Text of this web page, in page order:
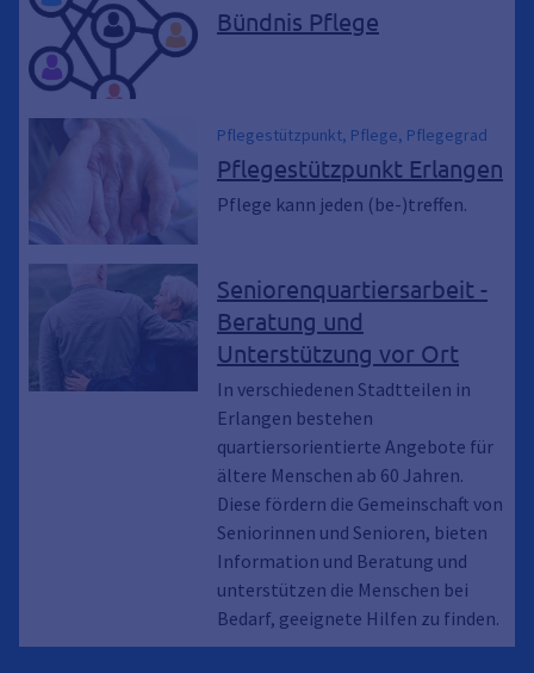
Bündnis Pflege
Pflegestützpunkt, Pflege, Pflegegrad
Pflegestützpunkt Erlangen
Pflege kann jeden (be-)treffen.
Seniorenquartiersarbeit -
Beratung und
Unterstützung vor Ort
In verschiedenen Stadtteilen in
Erlangen bestehen
quartiersorientierte Angebote für
ältere Menschen ab 60 Jahren.
Diese fördern die Gemeinschaft von
Seniorinnen und Senioren, bieten
Information und Beratung und
unterstützen die Menschen bei
Bedarf, geeignete Hilfen zu finden.